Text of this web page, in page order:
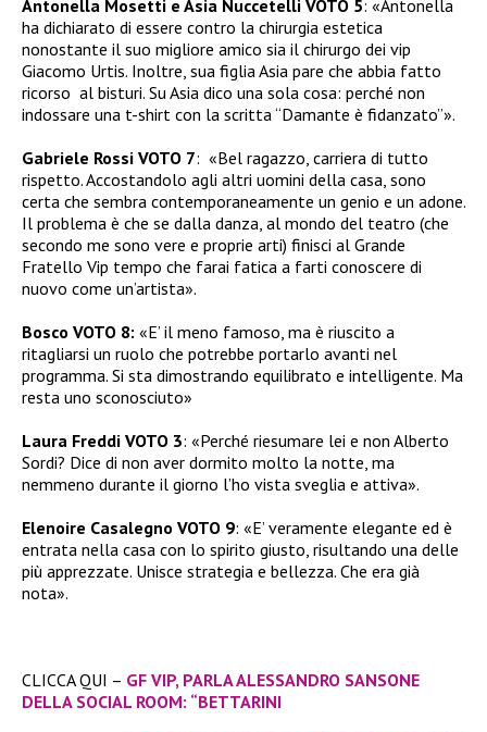
Antonella Mosetti e Asia Nuccetelli VOTO 5: «Antonella
ha dichiarato di essere contro la chirurgia estetica
nonostante il suo migliore amico sia il chirurgo dei vip
Giacomo Urtis. Inoltre, sua figlia Asia pare che abbia fatto
ricorso al bisturi. Su Asia dico una sola cosa: perché non
indossare una t-shirt con la scritta “Damante è fidanzato”».
Gabriele Rossi VOTO 7: «Bel ragazzo, carriera di tutto
rispetto. Accostandolo agli altri uomini della casa, sono
certa che sembra contemporaneamente un genio e un adone.
Il problema è che se dalla danza, al mondo del teatro (che
secondo me sono vere e proprie arti) finisci al Grande
Fratello Vip tempo che farai fatica a farti conoscere di
nuovo come un’artista».
Bosco VOTO 8: «E’ il meno famoso, ma è riuscito a
ritagliarsi un ruolo che potrebbe portarlo avanti nel
programma. Si sta dimostrando equilibrato e intelligente. Ma
resta uno sconosciuto»
Laura Freddi VOTO 3: «Perché riesumare lei e non Alberto
Sordi? Dice di non aver dormito molto la notte, ma
nemmeno durante il giorno l’ho vista sveglia e attiva».
Elenoire Casalegno VOTO 9: «E’ veramente elegante ed è
entrata nella casa con lo spirito giusto, risultando una delle
più apprezzate. Unisce strategia e bellezza. Che era già
nota».
CLICCA QUI – GF VIP, PARLA ALESSANDRO SANSONE
DELLA SOCIAL ROOM: “BETTARINI